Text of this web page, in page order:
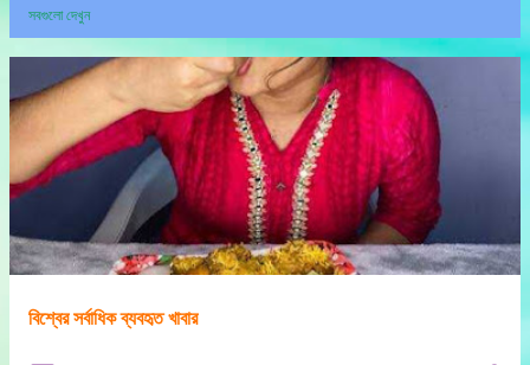
সবগুলো দেখুন
পো
স্ট
লি
বিশ্বের সর্বাধিক ব্যবহৃত খাবার